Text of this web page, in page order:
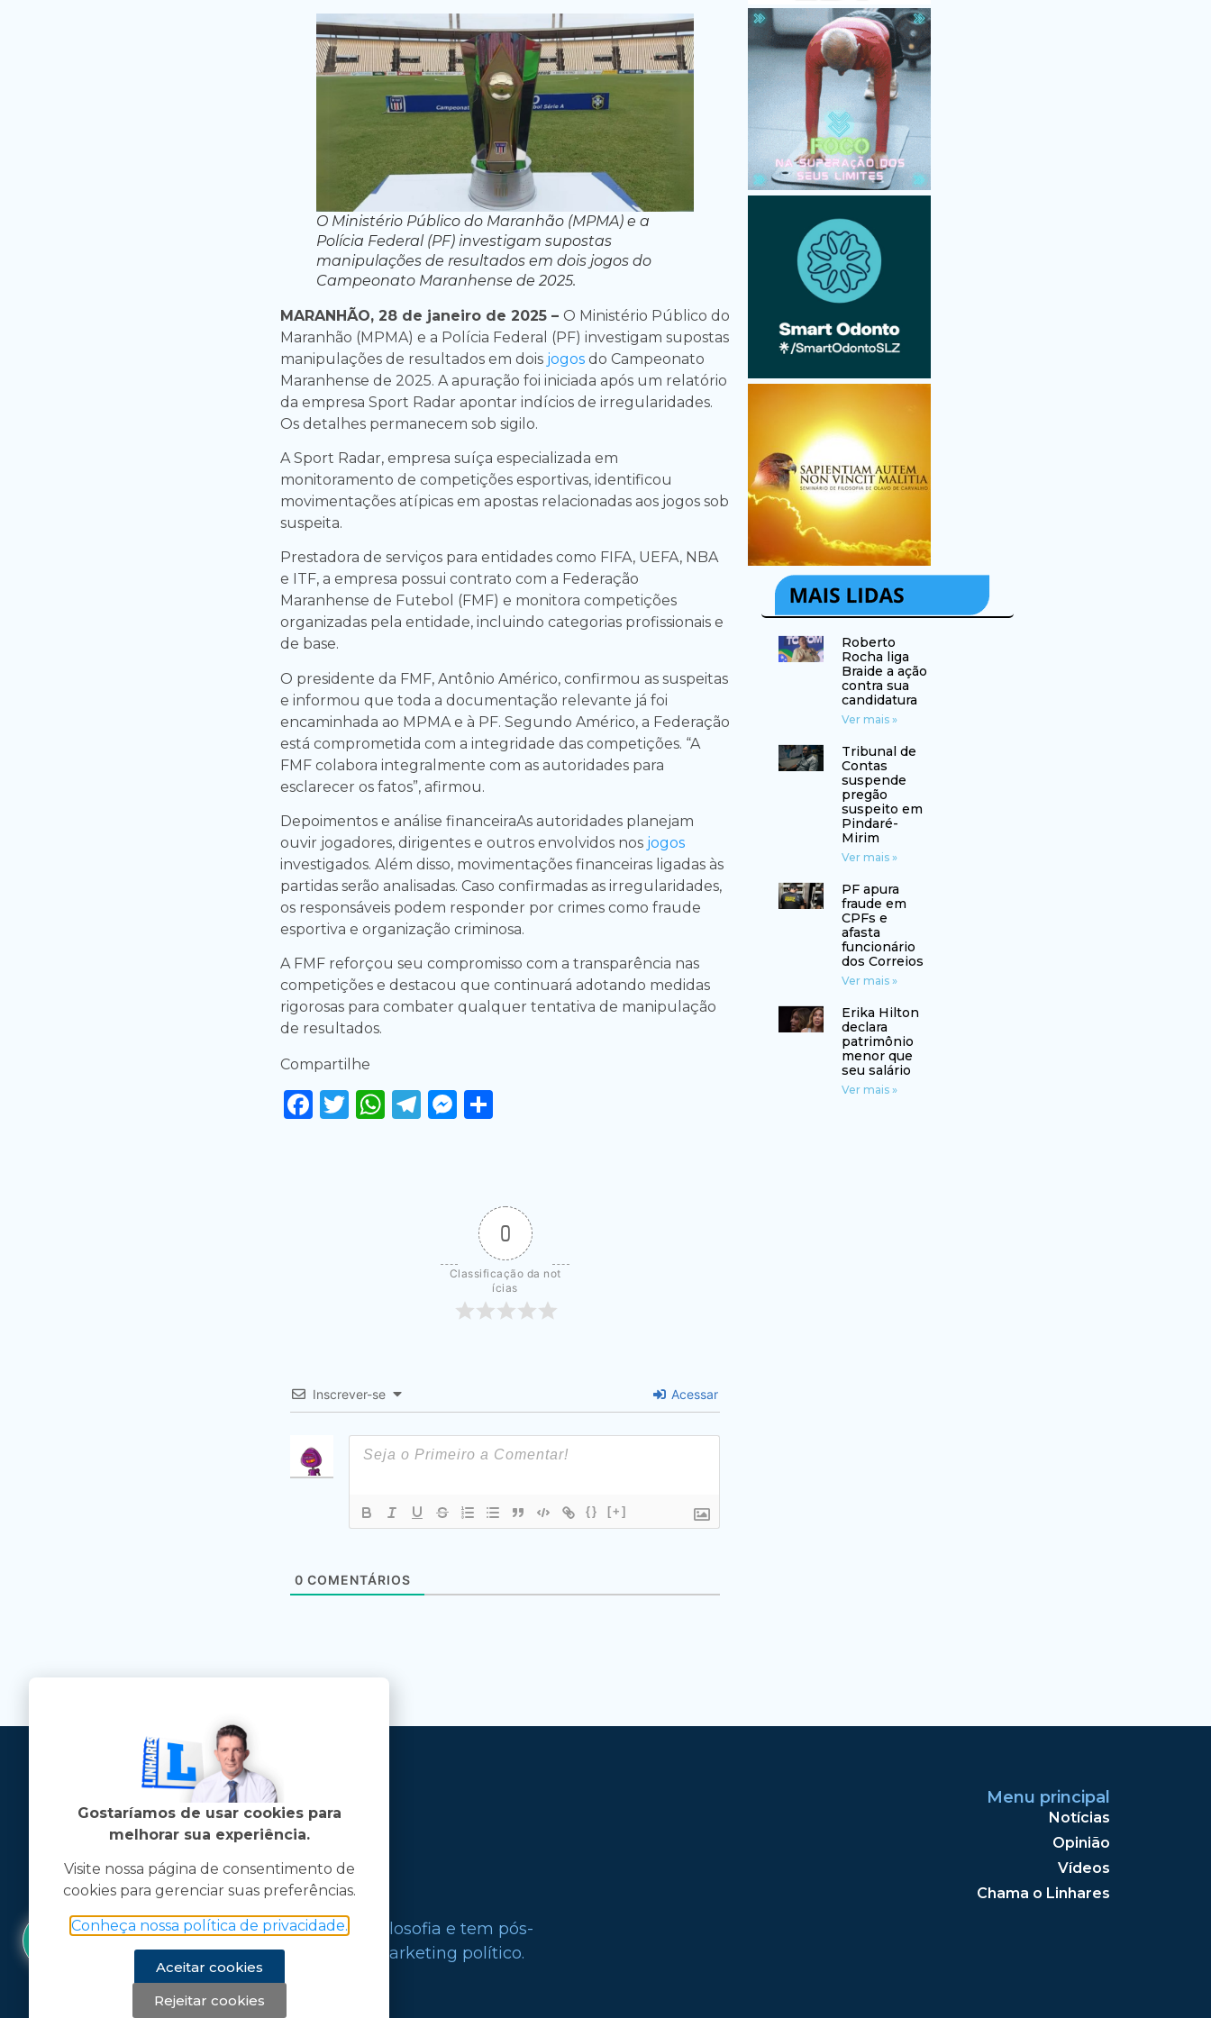
O Ministério Público do Maranhão (MPMA) e a
Polícia Federal (PF) investigam supostas
manipulações de resultados em dois jogos do
Campeonato Maranhense de 2025.
MARANHÃO, 28 de janeiro de 2025 – O Ministério Público do
Maranhão (MPMA) e a Polícia Federal (PF) investigam supostas
manipulações de resultados em dois jogos do Campeonato
Maranhense de 2025. A apuração foi iniciada após um relatório
da empresa Sport Radar apontar indícios de irregularidades.
Os detalhes permanecem sob sigilo.
A Sport Radar, empresa suíça especializada em
monitoramento de competições esportivas, identificou
movimentações atípicas em apostas relacionadas aos jogos sob
suspeita.
Prestadora de serviços para entidades como FIFA, UEFA, NBA
e ITF, a empresa possui contrato com a Federação
Maranhense de Futebol (FMF) e monitora competições
organizadas pela entidade, incluindo categorias profissionais e
de base.
O presidente da FMF, Antônio Américo, confirmou as suspeitas
e informou que toda a documentação relevante já foi
encaminhada ao MPMA e à PF. Segundo Américo, a Federação
está comprometida com a integridade das competições. “A
FMF colabora integralmente com as autoridades para
esclarecer os fatos”, afirmou.
Depoimentos e análise financeiraAs autoridades planejam
ouvir jogadores, dirigentes e outros envolvidos nos jogos
investigados. Além disso, movimentações financeiras ligadas às
partidas serão analisadas. Caso confirmadas as irregularidades,
os responsáveis podem responder por crimes como fraude
esportiva e organização criminosa.
A FMF reforçou seu compromisso com a transparência nas
competições e destacou que continuará adotando medidas
rigorosas para combater qualquer tentativa de manipulação
de resultados.
Compartilhe
Facebook
Twitter
WhatsApp
Telegram
Messenger
0
Classificação da not
ícias
Inscrever-se Acessar
{} [+]
0 COMENTÁRIOS
Roberto
Rocha liga
Braide a ação
contra sua
candidatura
Ver mais »
Tribunal de
Contas
suspende
pregão
suspeito em
Pindaré-
Mirim
Ver mais »
PF apura
fraude em
CPFs e
afasta
funcionário
dos Correios
Ver mais »
Erika Hilton
declara
patrimônio
menor que
seu salário
Ver mais »
Jose Linhares Jr é maranhense.
Formado em Jornalismo, estudou filosofia e tem pós-
graduações em ciência política e marketing político.
Menu principal
Notícias
Opinião
Vídeos
Chama o Linhares
Gostaríamos de usar cookies para
melhorar sua experiência.
Visite nossa página de consentimento de
cookies para gerenciar suas preferências.
Conheça nossa política de privacidade.
Aceitar cookies
Rejeitar cookies